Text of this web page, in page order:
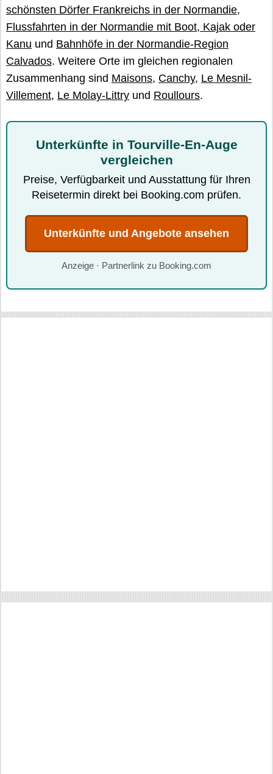
schönsten Dörfer Frankreichs in der Normandie,
Flussfahrten in der Normandie mit Boot, Kajak oder
Kanu und Bahnhöfe in der Normandie-Region
Calvados. Weitere Orte im gleichen regionalen
Zusammenhang sind Maisons, Canchy, Le Mesnil-
Villement, Le Molay-Littry und Roullours.
Unterkünfte in Tourville-En-Auge
vergleichen
Preise, Verfügbarkeit und Ausstattung für Ihren
Reisetermin direkt bei Booking.com prüfen.
Unterkünfte und Angebote ansehen
Anzeige · Partnerlink zu Booking.com